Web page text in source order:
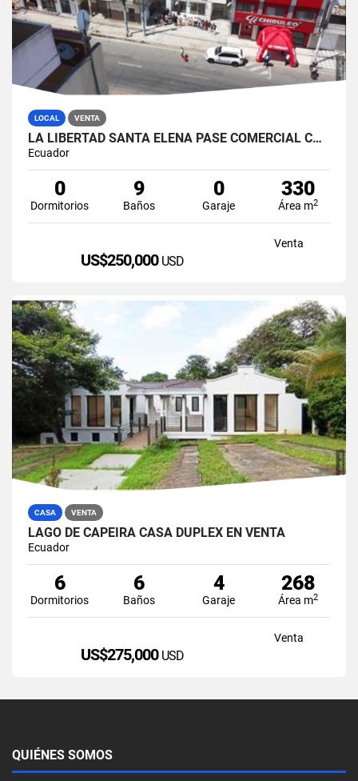
LOCAL VENTA
LA LIBERTAD SANTA ELENA PASE COMERCIAL CON 8 LOCALES EN VENTA
Ecuador
0
Dormitorios
9
Baños
0
Garaje
330
Área m2
Venta
US$250,000 USD
CASA VENTA
LAGO DE CAPEIRA CASA DUPLEX EN VENTA
Ecuador
6
Dormitorios
6
Baños
4
Garaje
268
Área m2
Venta
US$275,000 USD
QUIÉNES SOMOS